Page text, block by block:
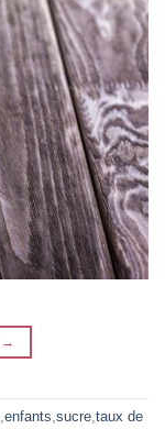
→
,enfants,sucre,taux de